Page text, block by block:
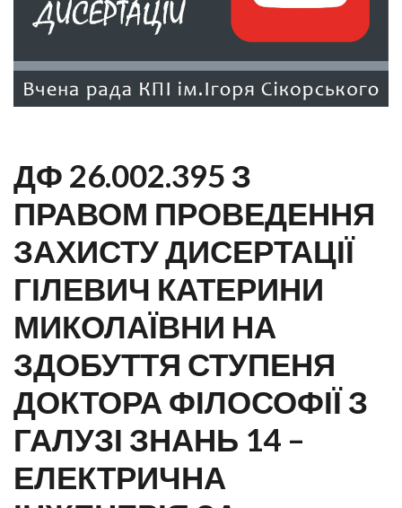
ДФ 26.002.395 З
ПРАВОМ ПРОВЕДЕННЯ
ЗАХИСТУ ДИСЕРТАЦІЇ
ГІЛЕВИЧ КАТЕРИНИ
МИКОЛАЇВНИ НА
ЗДОБУТТЯ СТУПЕНЯ
ДОКТОРА ФІЛОСОФІЇ З
ГАЛУЗІ ЗНАНЬ 14 –
ЕЛЕКТРИЧНА